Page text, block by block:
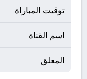
توقيت المباراة
اسم القناة
المعلق